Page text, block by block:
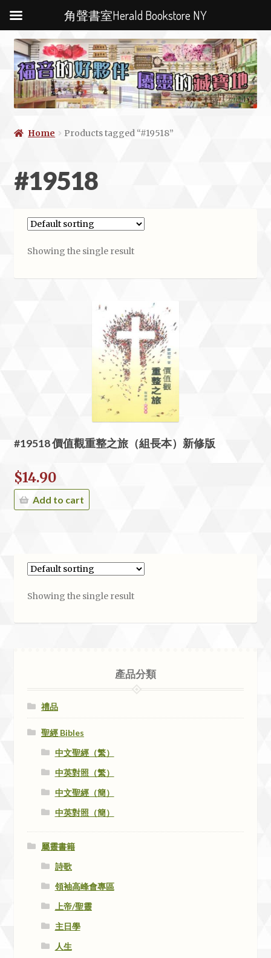
Home Products tagged “#19518”
#19518
Showing the single result
#19518 價值觀重整之旅（組長本）新修版
$14.90
Add to cart
Showing the single result
產品分類
禮品
聖經 Bibles
中文聖經（繁）
中英對照（繁）
中文聖經（簡）
中英對照（簡）
屬靈書籍
詩歌
領袖高峰會專區
上帝/聖靈
主日學
人生
角聲書室Herald Bookstore NY